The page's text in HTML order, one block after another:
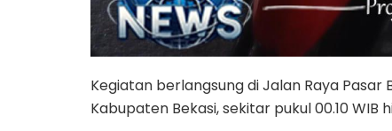
Kegiatan berlangsung di Jalan Raya
Kabupaten Bekasi, sekitar pukul 00.10 WIB